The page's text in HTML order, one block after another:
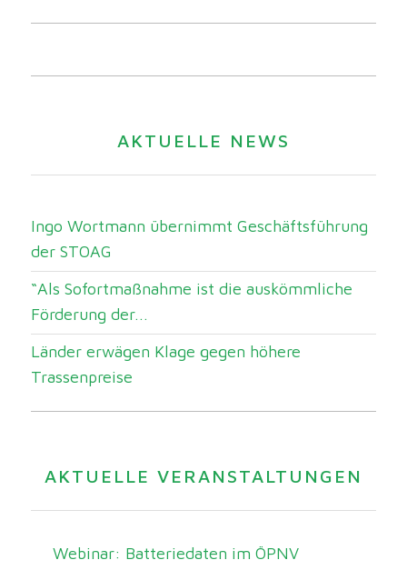
AKTUELLE NEWS
Ingo Wortmann übernimmt Geschäftsführung
der STOAG
“Als Sofortmaßnahme ist die auskömmliche
Förderung der...
Länder erwägen Klage gegen höhere
Trassenpreise
AKTUELLE VERANSTALTUNGEN
Webinar: Batteriedaten im ÖPNV